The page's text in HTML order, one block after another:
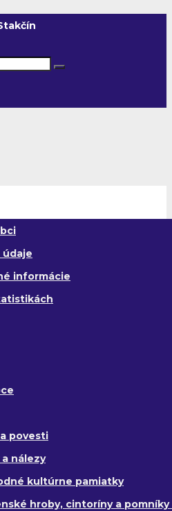
údaje
informácie
povesti
nálezy
kultúrne pamiatky
hroby, cintoríny a pomníky